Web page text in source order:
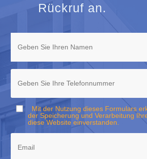
Rückruf an.
Mit der Nutzung dieses Formulars
der Speicherung und Verarbeitung
diese Website einverstanden.